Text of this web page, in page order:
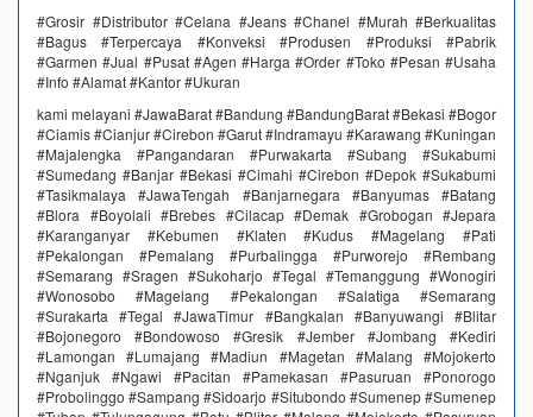
#Grosir #Distributor #Celana #Jeans #Chanel #Murah #Berkualitas
#Bagus #Terpercaya #Konveksi #Produsen #Produksi #Pabrik
#Garmen #Jual #Pusat #Agen #Harga #Order #Toko #Pesan #Usaha
#Info #Alamat #Kantor #Ukuran
kami melayani #JawaBarat #Bandung #BandungBarat #Bekasi #Bogor
#Ciamis #Cianjur #Cirebon #Garut #Indramayu #Karawang #Kuningan
#Majalengka #Pangandaran #Purwakarta #Subang #Sukabumi
#Sumedang #Banjar #Bekasi #Cimahi #Cirebon #Depok #Sukabumi
#Tasikmalaya #JawaTengah #Banjarnegara #Banyumas #Batang
#Blora #Boyolali #Brebes #Cilacap #Demak #Grobogan #Jepara
#Karanganyar #Kebumen #Klaten #Kudus #Magelang #Pati
#Pekalongan #Pemalang #Purbalingga #Purworejo #Rembang
#Semarang #Sragen #Sukoharjo #Tegal #Temanggung #Wonogiri
#Wonosobo #Magelang #Pekalongan #Salatiga #Semarang
#Surakarta #Tegal #JawaTimur #Bangkalan #Banyuwangi #Blitar
#Bojonegoro #Bondowoso #Gresik #Jember #Jombang #Kediri
#Lamongan #Lumajang #Madiun #Magetan #Malang #Mojokerto
#Nganjuk #Ngawi #Pacitan #Pamekasan #Pasuruan #Ponorogo
#Probolinggo #Sampang #Sidoarjo #Situbondo #Sumenep #Sumenep